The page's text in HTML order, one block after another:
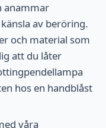
anammar
av beröring.
och material som
att du låter
hos en handblåst
våra